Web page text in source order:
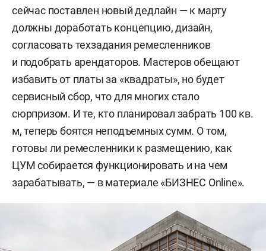
сейчас поставлен новый дедлайн — к марту
должны доработать концепцию, дизайн,
согласовать техзадания ремесленников
и подобрать арендаторов. Мастеров обещают
избавить от платы за «квадраты», но будет
сервисный сбор, что для многих стало
сюрпризом. И те, кто планировал забрать 100 кв.
м, теперь боятся неподъемных сумм. О том,
готовы ли ремесленники к размещению, как
ЦУМ собирается функционировать и на чем
зарабатывать, — в материале «БИЗНЕС Online».